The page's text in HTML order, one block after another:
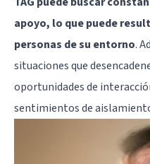
apoyo, lo que puede
personas de su entorno.
situaciones que
oportunidades de
sentimientos de